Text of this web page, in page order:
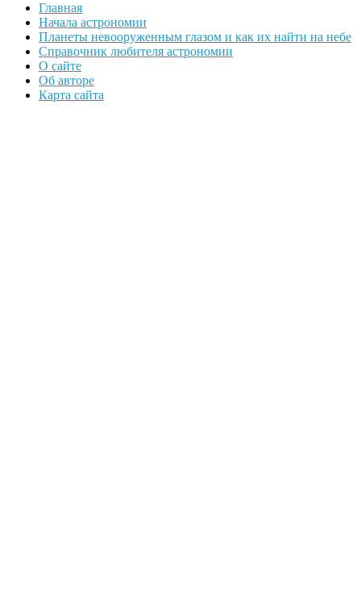
Главная
Начала астрономии
Планеты невооруженным глазом и как их найти на небе
Справочник любителя астрономии
О сайте
Об авторе
Карта сайта